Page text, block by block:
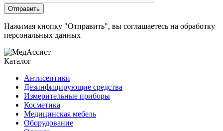
Нажимая кнопку "Отправить", вы соглашаетесь на обработку
персональных данных
Каталог
Антисептики
Дезинфицирующие средства
Измерительные приборы
Косметика
Медицинская мебель
Оборудование